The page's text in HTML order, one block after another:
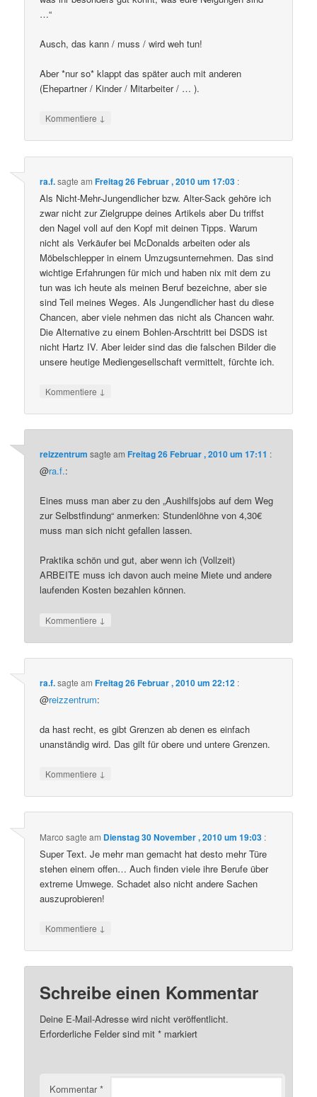
…“
Ausch, das kann / muss / wird weh tun!
Aber *nur so* klappt das später auch mit anderen
(Ehepartner / Kinder / Mitarbeiter / … ).
Kommentiere ↓
ra.f.sagte amFreitag 26 Februar , 2010 um 17:03 :
Als Nicht-Mehr-Jungendlicher bzw. Alter-Sack gehöre ich
zwar nicht zur Zielgruppe deines Artikels aber Du triffst
den Nagel voll auf den Kopf mit deinen Tipps. Warum
nicht als Verkäufer bei McDonalds arbeiten oder als
Möbelschlepper in einem Umzugsunternehmen. Das sind
wichtige Erfahrungen für mich und haben nix mit dem zu
tun was ich heute als meinen Beruf bezeichne, aber sie
sind Teil meines Weges. Als Jungendlicher hast du diese
Chancen, aber viele nehmen das nicht als Chancen wahr.
Die Alternative zu einem Bohlen-Arschtritt bei DSDS ist
nicht Hartz IV. Aber leider sind das die falschen Bilder die
unsere heutige Mediengesellschaft vermittelt, fürchte ich.
Kommentiere ↓
reizzentrum sagte amFreitag 26 Februar , 2010 um 17:11 :
@ra.f.:
Eines muss man aber zu den „Aushilfsjobs auf dem Weg
zur Selbstfindung“ anmerken: Stundenlöhne von 4,30€
muss man sich nicht gefallen lassen.
Praktika schön und gut, aber wenn ich (Vollzeit)
ARBEITE muss ich davon auch meine Miete und andere
laufenden Kosten bezahlen können.
Kommentiere ↓
ra.f.sagte amFreitag 26 Februar , 2010 um 22:12 :
@reizzentrum:
da hast recht, es gibt Grenzen ab denen es einfach
unanständig wird. Das gilt für obere und untere Grenzen.
Kommentiere ↓
Marco sagte am Dienstag 30 November , 2010 um 19:03 :
Super Text. Je mehr man gemacht hat desto mehr Türe
stehen einem offen… Auch finden viele ihre Berufe über
extreme Umwege. Schadet also nicht andere Sachen
auszuprobieren!
Kommentiere ↓
Schreibe einen Kommentar
Deine E-Mail-Adresse wird nicht veröffentlicht.
Erforderliche Felder sind mit* markiert
Kommentar*